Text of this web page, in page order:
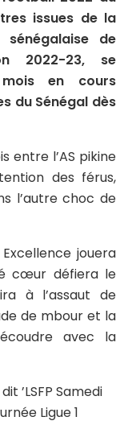
issues de la
de
2022-23, se
en cours
du Sénégal dès
entre l’AS pikine
des férus,
l’autre choc de
jouera
cœur défiera le
à l’assaut de
de mbour et la
avec la